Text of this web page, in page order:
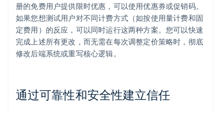
册的免费用户提供限时优惠，可以使用优惠券或促销码。
如果您想测试用户对不同计费方式（如按使用量计费和固
定费用）的反应，可以同时运行这两种方案。您可以快速
完成上述所有更改，而无需在每次调整定价策略时，彻底
修改后端系统或重写核心逻辑。
通过可靠性和安全性建立信任